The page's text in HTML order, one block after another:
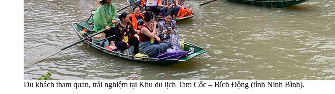
Du khách tham quan, trải nghiệm tại Khu du lịch Tam Cốc – Bích Động (tỉnh Ninh Bình).